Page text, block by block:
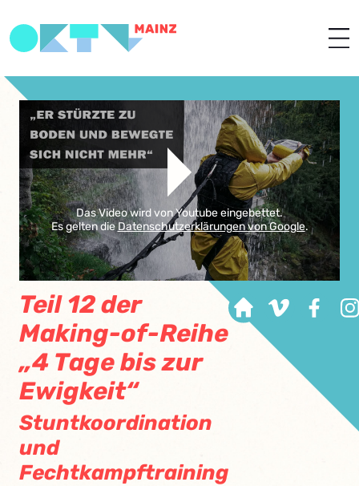
Das Video wird von Youtube eingebettet.
Es gelten dieDatenschutzerklärungen von Google.
Teil 12 der
Making-of-Reihe
„4 Tage bis zur
Ewigkeit“
Stuntkoordination
und
Fechtkampftraining